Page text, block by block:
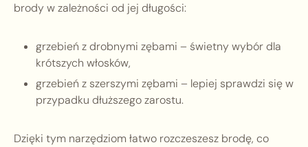
brody w zależności od jej długości:
grzebień z drobnymi zębami – świetny wybór dla
krótszych włosków,
grzebień z szerszymi zębami – lepiej sprawdzi się w
przypadku dłuższego zarostu.
Dzięki tym narzędziom łatwo rozczeszesz brodę, co